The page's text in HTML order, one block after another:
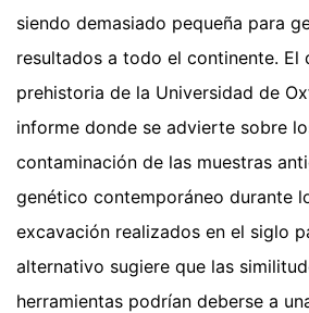
siendo demasiado pequeña para
resultados a todo el continente. El
prehistoria de la Universidad de
informe donde se advierte sobre
contaminación de las muestras
genético contemporáneo durante
excavación realizados en el siglo
alternativo sugiere que las
herramientas podrían deberse a